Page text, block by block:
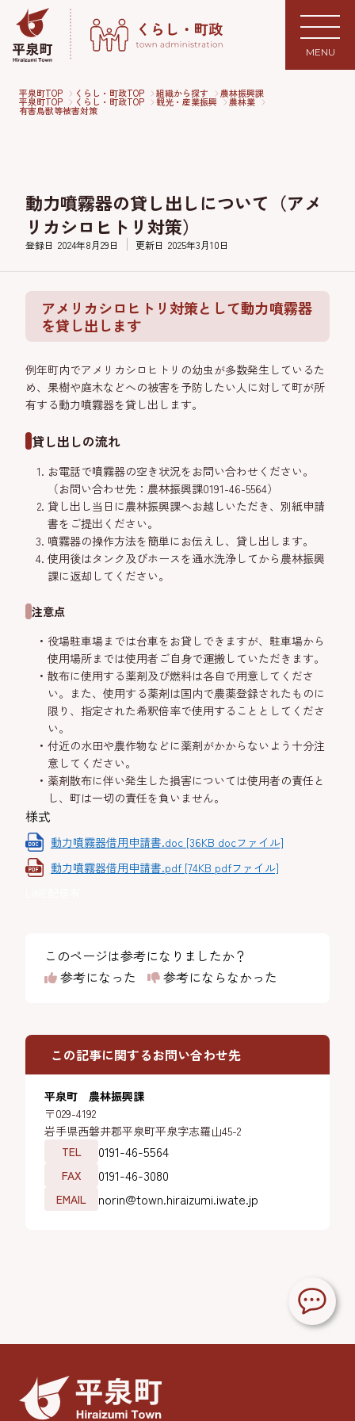
MENU
平泉町TOP くらし・町政TOP 組織から探す 農林振興課
平泉町TOP くらし・町政TOP 観光・産業振興 農林業
有害鳥獣等被害対策
動力噴霧器の貸し出しについて（アメ
リカシロヒトリ対策）
登録日 2024年8月29日 更新日 2025年3月10日
アメリカシロヒトリ対策として動力噴霧器
を貸し出します
例年町内でアメリカシロヒトリの幼虫が多数発生しているた
め、果樹や庭木などへの被害を予防したい人に対して町が所
有する動力噴霧器を貸し出します。
貸し出しの流れ
お電話で噴霧器の空き状況をお問い合わせください。
（お問い合わせ先：農林振興課0191-46-5564）
貸し出し当日に農林振興課へお越しいただき、別紙申請
書をご提出ください。
噴霧器の操作方法を簡単にお伝えし、貸し出します。
使用後はタンク及びホースを通水洗浄してから農林振興
課に返却してください。
注意点
役場駐車場までは台車をお貸しできますが、駐車場から
使用場所までは使用者ご自身で運搬していただきます。
散布に使用する薬剤及び燃料は各自で用意してくださ
い。また、使用する薬剤は国内で農薬登録されたものに
限り、指定された希釈倍率で使用することとしてくださ
い。
付近の水田や農作物などに薬剤がかからないよう十分注
意してください。
薬剤散布に伴い発生した損害については使用者の責任と
し、町は一切の責任を負いません。
様式
動力噴霧器借用申請書.doc [36KB docファイル]
動力噴霧器借用申請書.pdf [74KB pdfファイル]
このページは参考になりましたか？
参考になった
参考にならなかった
この記事に関するお問い合わせ先
平泉町 農林振興課
〒029-4192
岩手県西磐井郡平泉町平泉字志羅山45-2
TEL
0191-46-5564
FAX 0191-46-3080
EMAIL norin@town.hiraizumi.iwate.jp